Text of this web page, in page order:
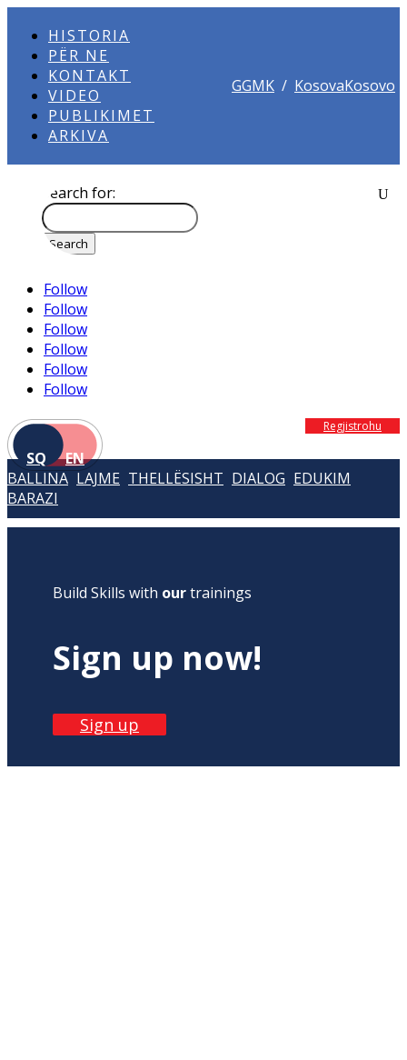
HISTORIA
PËR NE
KONTAKT
VIDEO
PUBLIKIMET
ARKIVA
GGMK / KosovaKosovo
Search for:
Follow
Follow
Follow
Follow
Follow
Follow
SQ EN
Regjistrohu
BALLINA LAJME THELLËSISHT DIALOG EDUKIM
BARAZI
Build Skills with ourtrainings
Sign up now!
Sign up